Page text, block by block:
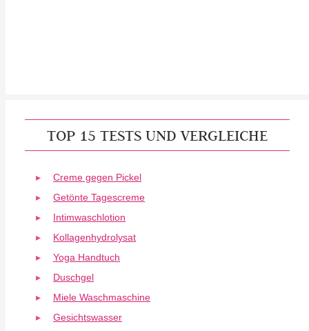
TOP 15 TESTS UND VERGLEICHE
Creme gegen Pickel
Getönte Tagescreme
Intimwaschlotion
Kollagenhydrolysat
Yoga Handtuch
Duschgel
Miele Waschmaschine
Gesichtswasser